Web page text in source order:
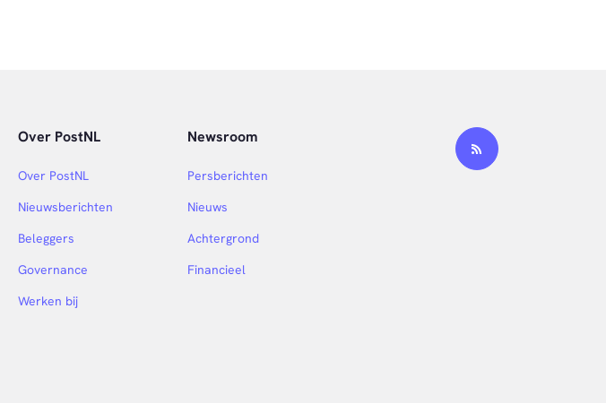
Over PostNL
Nieuwsberichten
Over PostNL
Beleggers
Governance
Werken bij
Newsroom
Persberichten
Nieuws
Achtergrond
Financieel